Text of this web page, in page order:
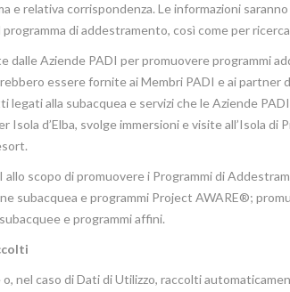
e relativa corrispondenza. Le informazioni
di addestramento, così come per
Aziende PADI per promuovere programmi
essere fornite ai Membri PADI e ai partner
legati alla subacquea e servizi che le Aziende
d’Elba, svolge immersioni e visite all’Isola di
scopo di promuovere i Programmi di
subacquea e programmi Project AWARE®;
e programmi affini.
nel caso di Dati di Utilizzo, raccolti